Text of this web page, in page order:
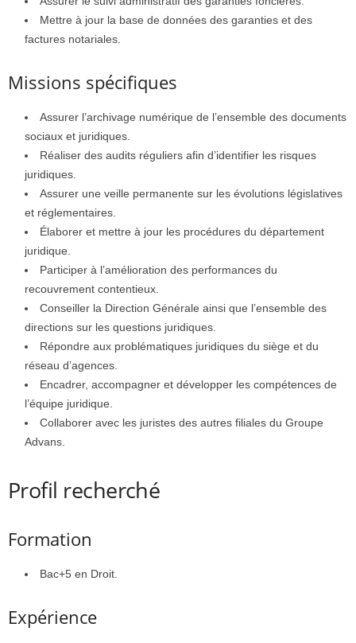
Mettre à jour la base de données des garanties et des
factures notariales.
Missions spécifiques
Assurer l’archivage numérique de l’ensemble des documents
sociaux et juridiques.
Réaliser des audits réguliers afin d’identifier les risques
juridiques.
Assurer une veille permanente sur les évolutions législatives
et réglementaires.
Élaborer et mettre à jour les procédures du département
juridique.
Participer à l’amélioration des performances du
recouvrement contentieux.
Conseiller la Direction Générale ainsi que l’ensemble des
directions sur les questions juridiques.
Répondre aux problématiques juridiques du siège et du
réseau d’agences.
Encadrer, accompagner et développer les compétences de
l’équipe juridique.
Collaborer avec les juristes des autres filiales du Groupe
Advans.
Profil recherché
Formation
Bac+5 en Droit.
Expérience